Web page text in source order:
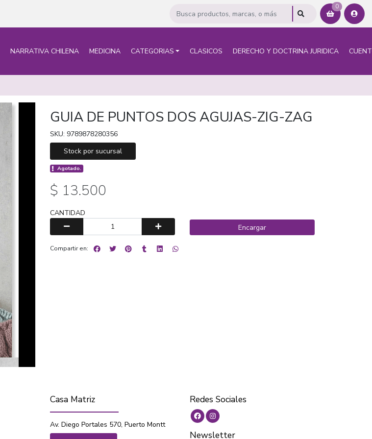
0
NARRATIVA CHILENA MEDICINA CATEGORIAS CLASICOS DERECHO Y DOCTRINA JURIDICA
GUIA DE PUNTOS DOS AGUJAS-ZIG-ZAG
SKU: 9789878280356
Stock por sucursal
Agotado.
$ 13.500
CANTIDAD
Encargar
Compartir en:
Casa Matriz
Av. Diego Portales 570, Puerto Montt
Redes Sociales
Newsletter